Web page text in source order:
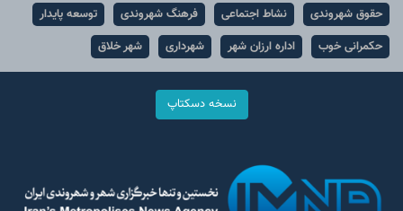
حقوق شهروندی
نشاط اجتماعی فرهنگ شهروندی
توسعه پایدار
حکمرانی خوب
اداره ارزان شهر شهرداری شهر خلاق
نسخه دسکتاپ